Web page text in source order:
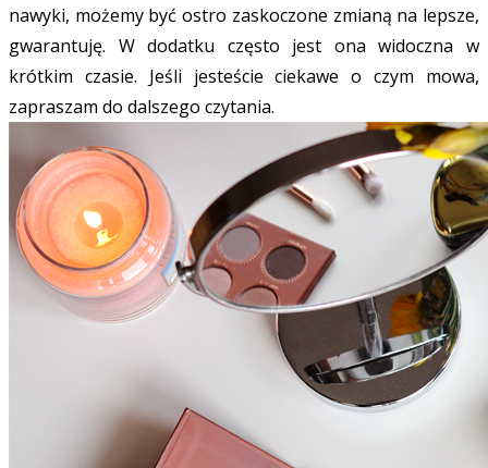
nawyki, możemy być ostro zaskoczone zmianą na lepsze,
gwarantuję. W dodatku często jest ona widoczna w
krótkim czasie. Jeśli jesteście ciekawe o czym mowa,
zapraszam do dalszego czytania.